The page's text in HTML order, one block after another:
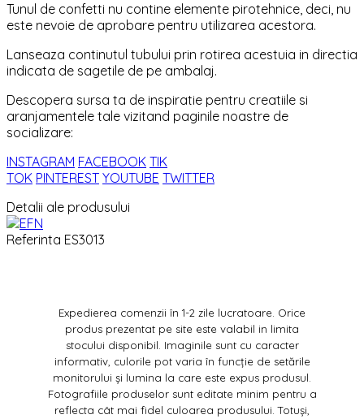
Tunul de confetti nu contine elemente pirotehnice, deci, nu
este nevoie de aprobare pentru utilizarea acestora.
Lanseaza continutul tubului prin rotirea acestuia in directia
indicata de sagetile de pe ambalaj.
Descopera sursa ta de inspiratie pentru creatiile si
aranjamentele tale vizitand paginile noastre de
socializare:
INSTAGRAM FACEBOOK TIK
TOK PINTEREST YOUTUBE TWITTER
Detalii ale produsului
Referinta ES3013
Expedierea comenzii în 1-2 zile lucratoare. Orice
produs prezentat pe site este valabil in limita
stocului disponibil. Imaginile sunt cu caracter
informativ, culorile pot varia în funcție de setările
monitorului și lumina la care este expus produsul.
Fotografiile produselor sunt editate minim pentru a
reflecta cât mai fidel culoarea produsului. Totuși,